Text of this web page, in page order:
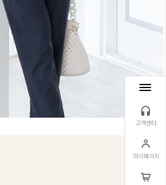
고객센터
마이페이지